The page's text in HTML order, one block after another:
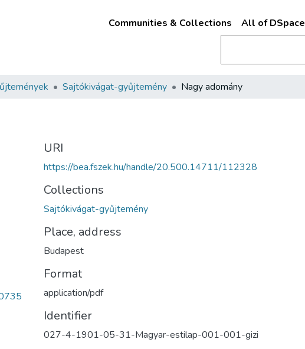
Communities & Collections All of DSpace
Sajtókivágat-gyűjtemény Nagy adomány
URI
https://bea.fszek.hu/handle/20.500.14711/112328
Collections
Sajtókivágat-gyűjtemény
Place, address
Budapest
Format
application/pdf
Identifier
027-4-1901-05-31-Magyar-estilap-001-001-gizi